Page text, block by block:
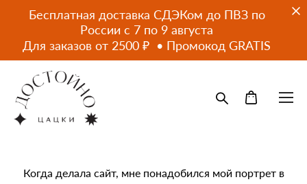
Бесплатная доставка СДЭКом до ПВЗ по
России с 7 по 9 августа
Для заказов от 2500 ₽ • Промокод GRATIS
Когда делала сайт, мне понадобился мой портрет в